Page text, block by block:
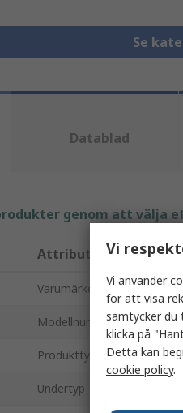
Se
Datablad
genom att välja
Attribut
Varumärke
Modellnummer
Produkttyp
Undertyp
Vi
Vi använder
för att visa
samtycker du
klicka på
Detta kan
cookie policy.